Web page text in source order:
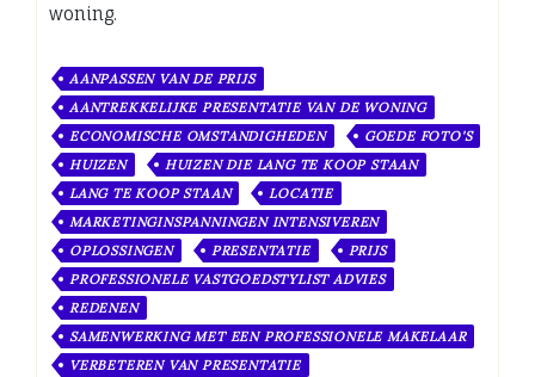
woning.
AANPASSEN VAN DE PRIJS
AANTREKKELIJKE PRESENTATIE VAN DE WONING
ECONOMISCHE OMSTANDIGHEDEN
GOEDE FOTO'S
HUIZEN
HUIZEN DIE LANG TE KOOP STAAN
LANG TE KOOP STAAN
LOCATIE
MARKETINGINSPANNINGEN INTENSIVEREN
OPLOSSINGEN
PRESENTATIE
PRIJS
PROFESSIONELE VASTGOEDSTYLIST ADVIES
REDENEN
SAMENWERKING MET EEN PROFESSIONELE MAKELAAR
VERBETEREN VAN PRESENTATIE